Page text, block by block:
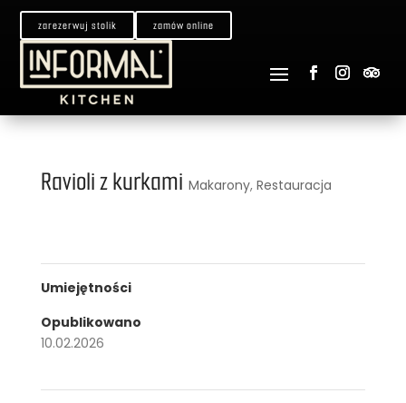
zarezerwuj stolik zamów online
Ravioli z kurkami Makarony, Restauracja
Umiejętności
Opublikowano
10.02.2026